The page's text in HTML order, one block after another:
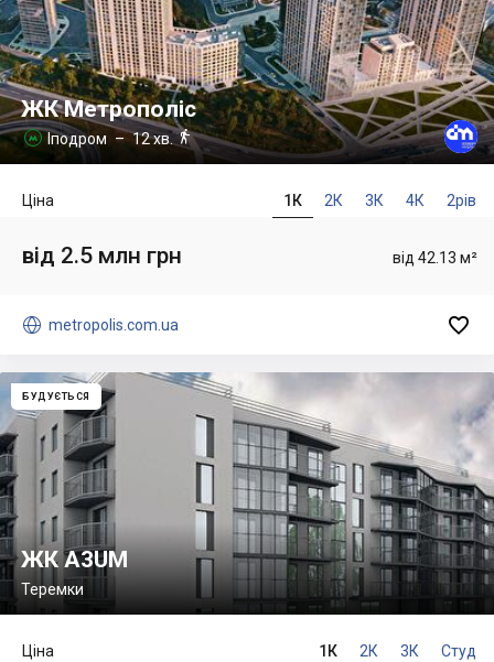
ЖК Метрополіс
 Іподром – 12 хв.
1К 2К 3К 4К 2рів
Ціна
від 42.13 м²
від 2.5 млн грн
 metropolis.com.ua 
БУДУЄТЬСЯ
ЖК A3UM
Теремки
1К 2К 3К Студ
Ціна